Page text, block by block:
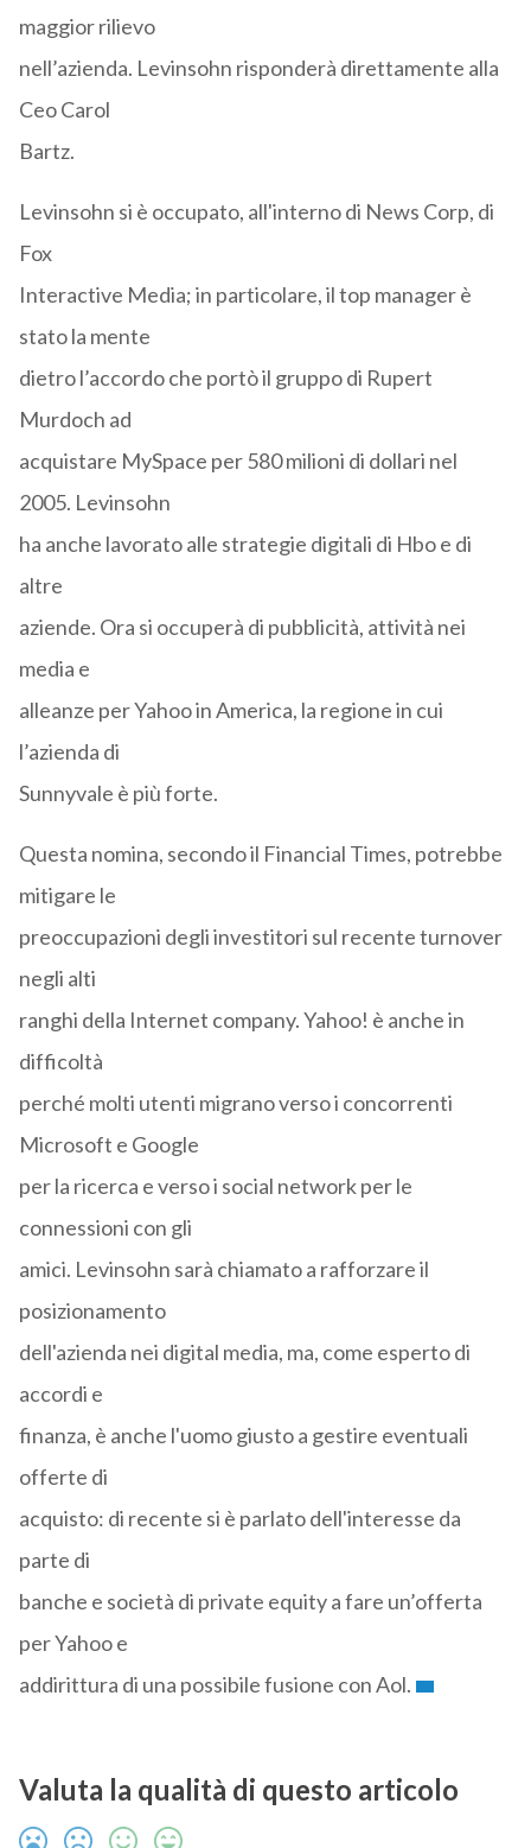
maggior rilievo
nell’azienda. Levinsohn risponderà direttamente alla
Ceo Carol
Bartz.
Levinsohn si è occupato, all'interno di News Corp, di
Fox
Interactive Media; in particolare, il top manager è
stato la mente
dietro l’accordo che portò il gruppo di Rupert
Murdoch ad
acquistare MySpace per 580 milioni di dollari nel
2005. Levinsohn
ha anche lavorato alle strategie digitali di Hbo e di
altre
aziende. Ora si occuperà di pubblicità, attività nei
media e
alleanze per Yahoo in America, la regione in cui
l’azienda di
Sunnyvale è più forte.
Questa nomina, secondo il Financial Times, potrebbe
mitigare le
preoccupazioni degli investitori sul recente turnover
negli alti
ranghi della Internet company. Yahoo! è anche in
difficoltà
perché molti utenti migrano verso i concorrenti
Microsoft e Google
per la ricerca e verso i social network per le
connessioni con gli
amici. Levinsohn sarà chiamato a rafforzare il
posizionamento
dell'azienda nei digital media, ma, come esperto di
accordi e
finanza, è anche l'uomo giusto a gestire eventuali
offerte di
acquisto: di recente si è parlato dell'interesse da
parte di
banche e società di private equity a fare un’offerta
per Yahoo e
addirittura di una possibile fusione con Aol.
Valuta la qualità di questo articolo